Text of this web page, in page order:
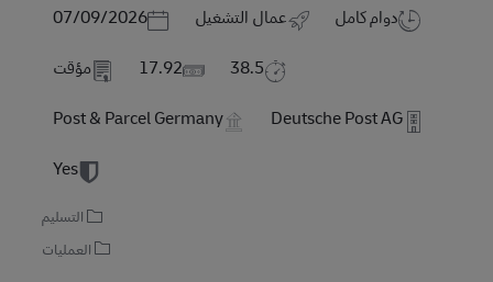
Posted Date
07/09/2026 عمال التشغيل دوام كامل
مؤقت 17.92 38.5
Post & Parcel Germany Deutsche Post AG
Yes
التسليم
العمليات